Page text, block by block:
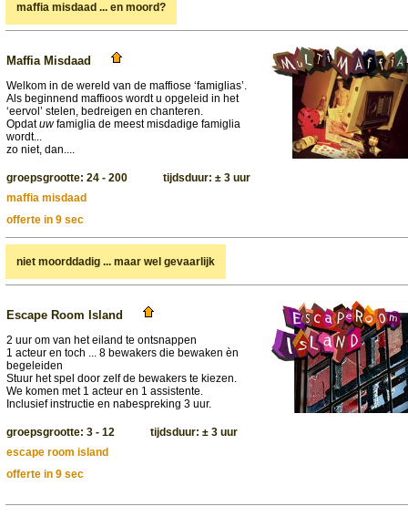
maffia misdaad ... en moord?
Maffia Misdaad
Welkom in de wereld van de maffiose ‘famiglias’.
Als beginnend maffioos wordt u opgeleid in het
‘eervol’ stelen, bedreigen en chanteren.
Opdatuwfamiglia de meest misdadige famiglia
wordt...
zo niet, dan....
groepsgrootte: 24 - 200 tijdsduur: ± 3 uur
maffia misdaad
offerte in 9 sec
niet moorddadig ... maar wel gevaarlijk
Escape Room Island
2 uur om van het eiland te ontsnappen
1 acteur en toch ... 8 bewakers die bewaken èn
begeleiden
Stuur het spel door zelf de bewakers te kiezen.
We komen met 1 acteur en 1 assistente.
Inclusief instructie en nabespreking 3 uur.
groepsgrootte: 3 - 12 tijdsduur: ± 3 uur
escape room island
offerte in 9 sec